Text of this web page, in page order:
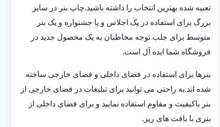
تعبیه شده بهترین انتخاب را داشته باشید.چاپ بنر در سایز
بزرگ برای استفاده در یک اجلاس و یا جشنواره و یک بنر
متوسط برای جلب توجه مخاطبان به یک محصول جدید در
فروشگاه شما ایده آل است.
بنرها برای استفاده در فضای داخلی و فضای خارجی ساخته
شده اند.به راحتی می توانید برای تبلیغات در فضای خارجی از
بنر باکیفیت و مقاوم استفاده نمایید و برای فضای داخلی از
بنری با بافت های ریز.